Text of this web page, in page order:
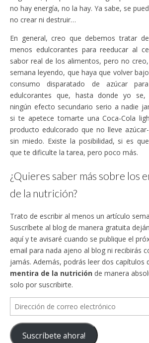
no hay energía, no la hay. Ya sabe, se
no crear ni destruir…
En general, creo que debemos tratar
menos edulcorantes para reeducar al
sabor real de los alimentos, pero no
semana leyendo, que haya que volver
consumo disparatado de azúcar
edulcorantes que, hasta donde yo
ningún efecto secundario serio a nadie
si te apetece tomarte una Coca-Cola
producto edulcorado que no lleve
sin miedo. Existe la posibilidad, si es
que te dificulte la tarea, pero poco más.
¿Quieres saber más sobre los
de la nutrición?
Trato de escribir al menos un artículo
Suscríbete al blog de manera gratuita
aquí y te avisaré cuando se publique el
email para nada ajeno al blog ni recibirás
jamás. Además, podrás leer dos capítulos
mentira de la nutrición de manera
solo por suscribirte.
Dirección
de
correo
electrónico
Suscríbete ahora!